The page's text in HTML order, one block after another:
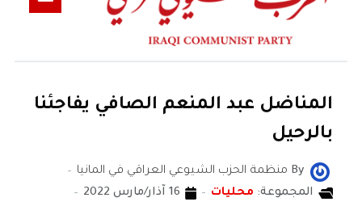
المناضل عبد المنعم الصافي يفاجئنا
بالرحيل
By منظمة الحزب الشيوعي العراقي في المانيا
المجموعة: محليات
16 آذار/مارس 2022